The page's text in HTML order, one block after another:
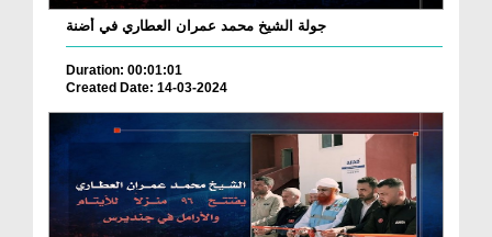
جولة الشيخ محمد عمران العطاري في أضنة
Duration: 00:01:01
Created Date: 14-03-2024